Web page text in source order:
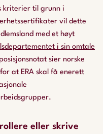
kriterier til grunn i
vil dette
med et høyt
i sin omtale
sier norske
at ERA skal få enerett
eller skrive